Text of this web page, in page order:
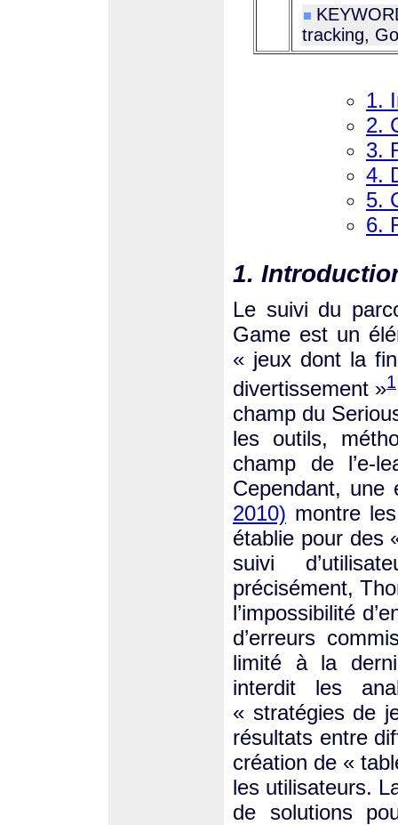
tracking,
1.
2.
3.
4.
5.
6.
1.
Le suivi du
Game est un
« jeux dont la
divertissement »1
champ du
les outils,
champ de l’e-
Cependant, une
2010) montre
établie pour des
suivi
précisément,
l’impossibilité
d’erreurs
limité à la
interdit les
« stratégies de
résultats entre
création de «
les utilisateurs.
de solutions